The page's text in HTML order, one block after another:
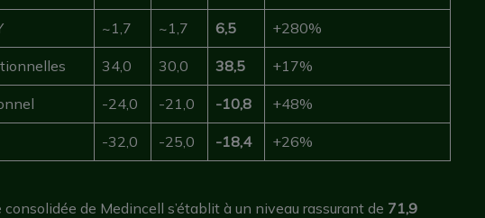
~1,7 ~1,7 6,5 +280%
34,0 30,0 38,5 +17%
-24,0 -21,0 -10,8 +48%
-32,0 -25,0 -18,4 +26%
de Medincell s’établit à un niveau rassurant de 71,9